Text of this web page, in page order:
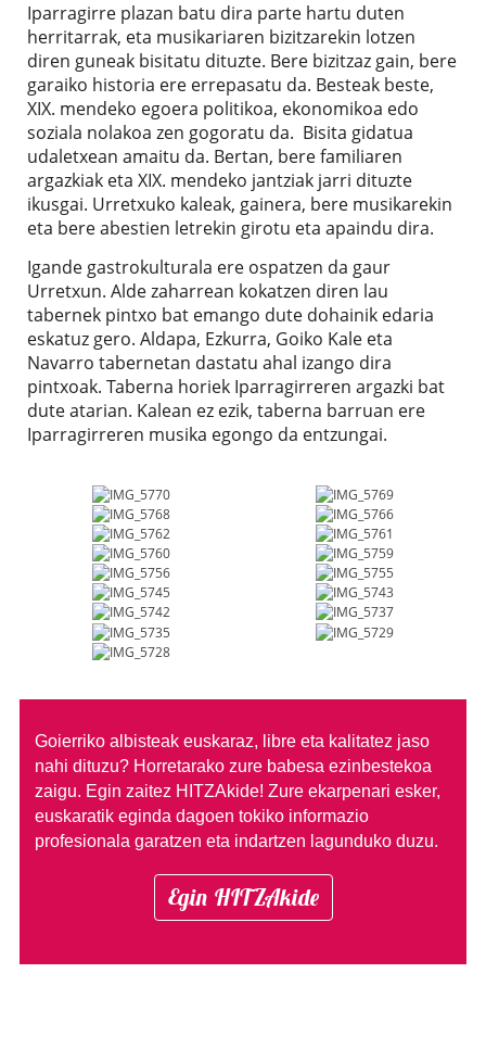
Iparragirre plazan batu dira parte hartu duten
herritarrak, eta musikariaren bizitzarekin lotzen
diren guneak bisitatu dituzte. Bere bizitzaz gain, bere
garaiko historia ere errepasatu da. Besteak beste,
XIX. mendeko egoera politikoa, ekonomikoa edo
soziala nolakoa zen gogoratu da. Bisita gidatua
udaletxean amaitu da. Bertan, bere familiaren
argazkiak eta XIX. mendeko jantziak jarri dituzte
ikusgai. Urretxuko kaleak, gainera, bere musikarekin
eta bere abestien letrekin girotu eta apaindu dira.
Igande gastrokulturala ere ospatzen da gaur
Urretxun. Alde zaharrean kokatzen diren lau
tabernek pintxo bat emango dute dohainik edaria
eskatuz gero. Aldapa, Ezkurra, Goiko Kale eta
Navarro tabernetan dastatu ahal izango dira
pintxoak. Taberna horiek Iparragirreren argazki bat
dute atarian. Kalean ez ezik, taberna barruan ere
Iparragirreren musika egongo da entzungai.
Goierriko albisteak euskaraz, libre eta kalitatez jaso
nahi dituzu? Horretarako zure babesa ezinbestekoa
zaigu. Egin zaitez HITZAkide! Zure ekarpenari esker,
euskaratik eginda dagoen tokiko informazio
profesionala garatzen eta indartzen lagunduko duzu.
Egin HITZAkide